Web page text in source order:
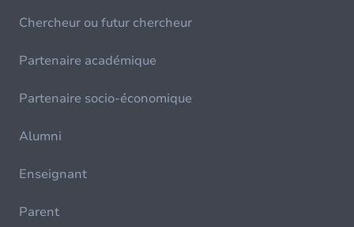
Chercheur ou futur chercheur
Partenaire académique
Partenaire socio-économique
Alumni
Enseignant
Parent